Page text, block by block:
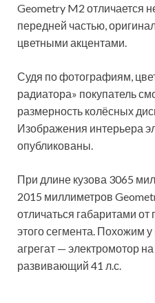
Geometry M2 отличается
передней частью,
цветными акцентами.
Судя по фотографиям,
радиатора» покупатель
размерность колёсных
Изображения интерьера
опубликованы.
При длине кузова 3065
2015 миллиметров
отличаться габаритами
этого сегмента. Похожим у
агрегат — электромотор
развивающий 41 л.с.